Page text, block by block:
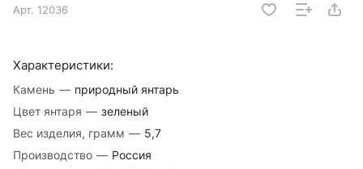
Арт. 12036
Характеристики:
Камень — природный янтарь
Цвет янтаря — зеленый
Вес изделия, грамм — 5,7
Производство — Россия